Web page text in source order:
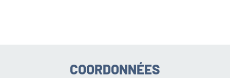
COORDONNÉES